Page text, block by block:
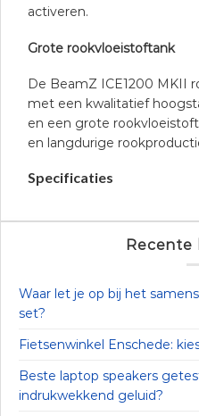
activeren.
Grote rookvloeistoftank
De BeamZ ICE1200 MKII
met een kwalitatief
en een grote
en langdurige
Specificaties
Recente
Waar let je op bij het
set?
Fietsenwinkel Enschede:
Beste laptop speakers
indrukwekkend geluid?